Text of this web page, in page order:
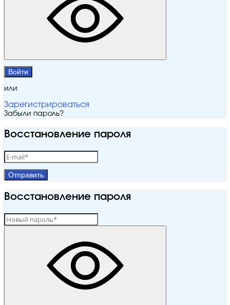
Войти
или
Зарегистрироваться
Забыли пароль?
Восстановление пароля
Отправить
Восстановление пароля